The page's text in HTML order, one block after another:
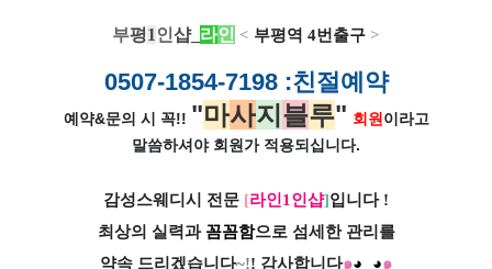
부평1 인샵_ 라인 < 부평역 4번출구 >
0507-1854-7198:친절예약
예약&문의 시 꼭!! "마사지 블루" 회원 이라고
말씀하셔야 회원가 적용되십니다.
감성스웨디시 전문 [라인1인샵]입니다 !
최상의 실력과 꼼꼼함으로 섬세한 관리를
약속 드리겠습니다~!! 감사합니다๑◕‿◕๑